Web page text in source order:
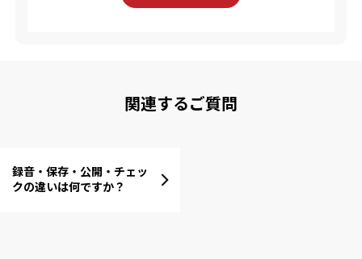
関連するご質問
録音・保存・公開・チェッ
クの違いは何ですか？